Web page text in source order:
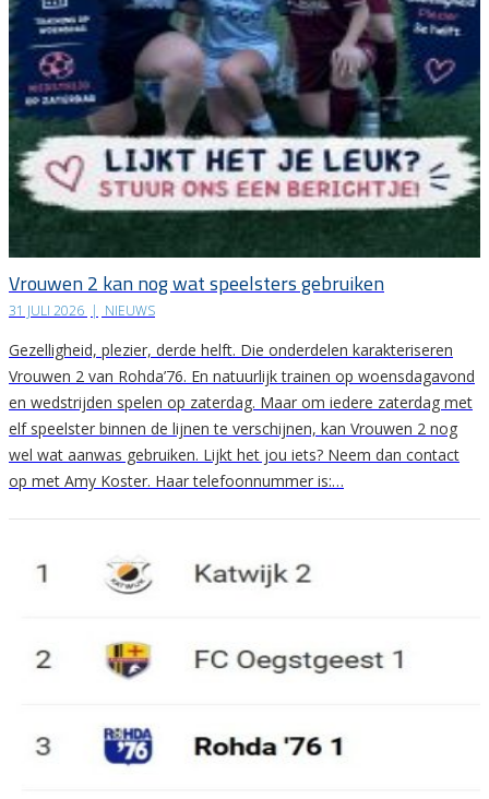
Vrouwen 2 kan nog wat speelsters gebruiken
31 JULI 2026 | NIEUWS
Gezelligheid, plezier, derde helft. Die onderdelen karakteriseren
Vrouwen 2 van Rohda’76. En natuurlijk trainen op woensdagavond
en wedstrijden spelen op zaterdag. Maar om iedere zaterdag met
elf speelster binnen de lijnen te verschijnen, kan Vrouwen 2 nog
wel wat aanwas gebruiken. Lijkt het jou iets? Neem dan contact
op met Amy Koster. Haar telefoonnummer is:…